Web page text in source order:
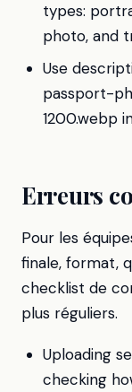
types:
photo, and
Use
passport-
1200.webp
Erreurs
Pour les
finale, format,
checklist de
plus réguliers.
Uploading
checking